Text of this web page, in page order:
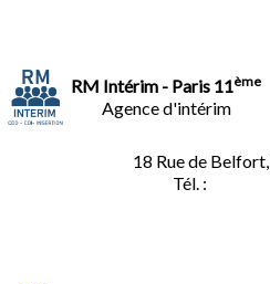
RM Intérim - Paris 11ème
Agence d'intérim
18 Rue de
Tél. :